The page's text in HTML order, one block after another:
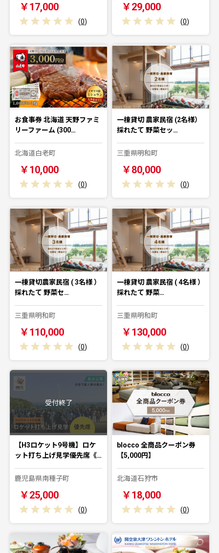
￥17,000
(0)
￥29,000
(0)
お食事券 北海道 天野ファミ
リーファーム (300…
北海道白老町
￥10,000
(0)
一棟貸切 農家民宿 (2名様）
採れたて 野菜セッ…
三重県明和町
￥80,000
(0)
一棟貸切農家民宿 ( 3名様 ）
採れたて 野菜セ…
三重県明和町
￥110,000
(0)
一棟貸切 農家民宿 ( 4名様 ）
採れたて 野菜…
三重県明和町
￥130,000
(0)
受付終了
【H3ロケット9号機】ロケ
ット打ち上げ見学優先席《…
鹿児島県南種子町
￥25,000
(0)
blocco 全商品クーポン券
【5,000円】
北海道石狩市
￥18,000
(0)